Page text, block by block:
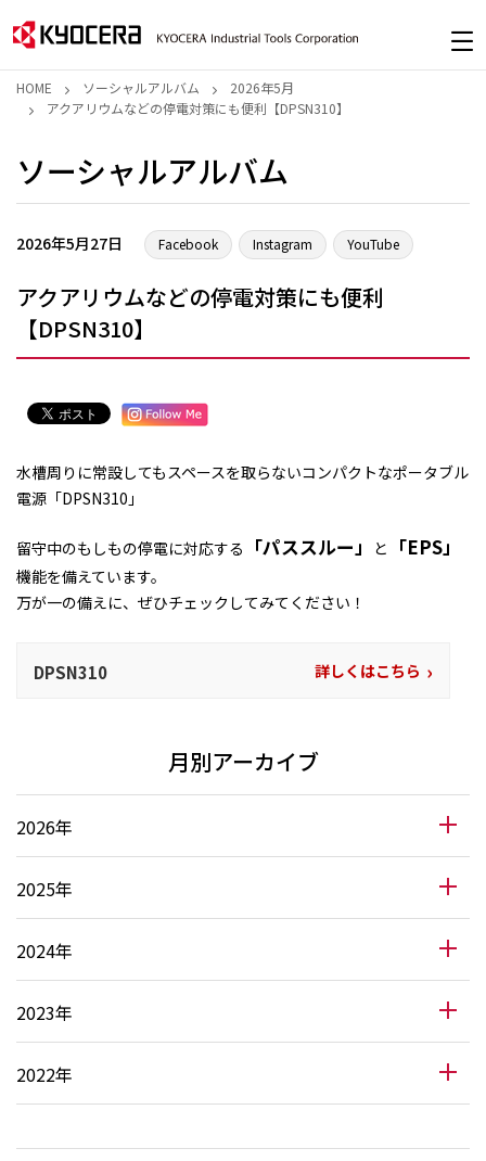
HOME ソーシャルアルバム
2026年5月
アクアリウムなどの停電対策にも便利【DPSN310】
ソーシャルアルバム
2026年5月27日 Facebook Instagram YouTube
アクアリウムなどの停電対策にも便利
【DPSN310】
水槽周りに常設してもスペースを取らないコンパクトなポータブル
電源「DPSN310」
留守中のもしもの停電に対応する 「パススルー」 と 「EPS」
機能を備えています。
万が一の備えに、ぜひチェックしてみてください！
DPSN310 詳しくはこちら ›
月別アーカイブ
2026年
2025年
2024年
2023年
2022年